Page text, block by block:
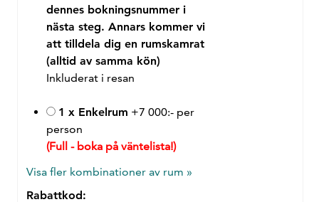
dennes bokningsnummer i
nästa steg. Annars kommer vi
att tilldela dig en rumskamrat
(alltid av samma kön)
Inkluderat i resan
1 x Enkelrum +7 000:- per
person
(Full - boka på väntelista!)
Visa fler kombinationer av rum »
Rabattkod: